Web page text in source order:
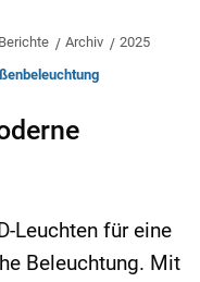
Archiv
2025
Leuchten für eine
Beleuchtung. Mit